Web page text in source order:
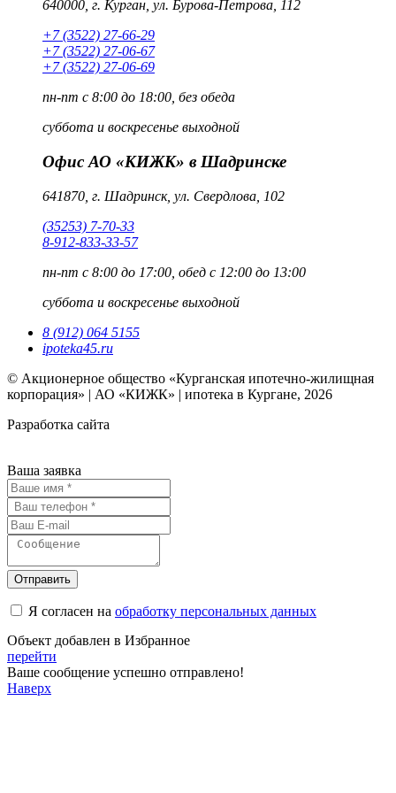
640000, г. Курган, ул. Бурова-Петрова, 112
+7 (3522) 27-66-29
+7 (3522) 27-06-67
+7 (3522) 27-06-69
пн-пт с 8:00 до 18:00, без обеда
суббота и воскресенье выходной
Офис АО «КИЖК» в Шадринске
641870, г. Шадринск, ул. Свердлова, 102
(35253) 7-70-33
8-912-833-33-57
пн-пт с 8:00 до 17:00, обед с 12:00 до 13:00
суббота и воскресенье выходной
8 (912) 064 5155
ipoteka45.ru
© Акционерное общество «Курганская ипотечно-жилищная
корпорация» | АО «КИЖК» | ипотека в Кургане, 2026
Разработка сайта
Ваша заявка
Отправить
Я согласен на обработку персональных данных
Объект добавлен в Избранное
перейти
Ваше сообщение успешно отправлено!
Наверх